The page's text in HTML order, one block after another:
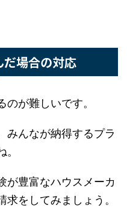
場合の対応
が難しいです。
みんなが納得するプ
。
が豊富なハウスメー
請求をしてみましょ
始める？
レをなくせます。